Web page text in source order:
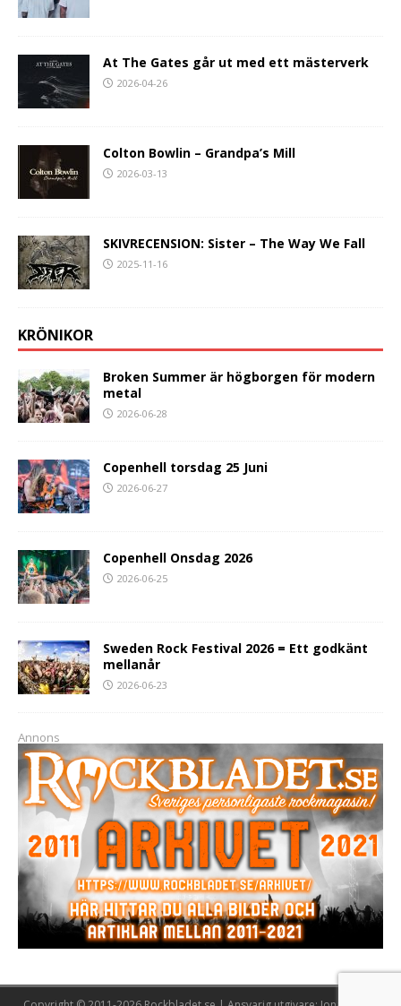
At The Gates går ut med ett mästerverk
2026-04-26
Colton Bowlin – Grandpa’s Mill
2026-03-13
SKIVRECENSION: Sister – The Way We Fall
2025-11-16
KRÖNIKOR
Broken Summer är högborgen för modern
metal
2026-06-28
Copenhell torsdag 25 Juni
2026-06-27
Copenhell Onsdag 2026
2026-06-25
Sweden Rock Festival 2026 = Ett godkänt
mellanår
2026-06-23
Annons